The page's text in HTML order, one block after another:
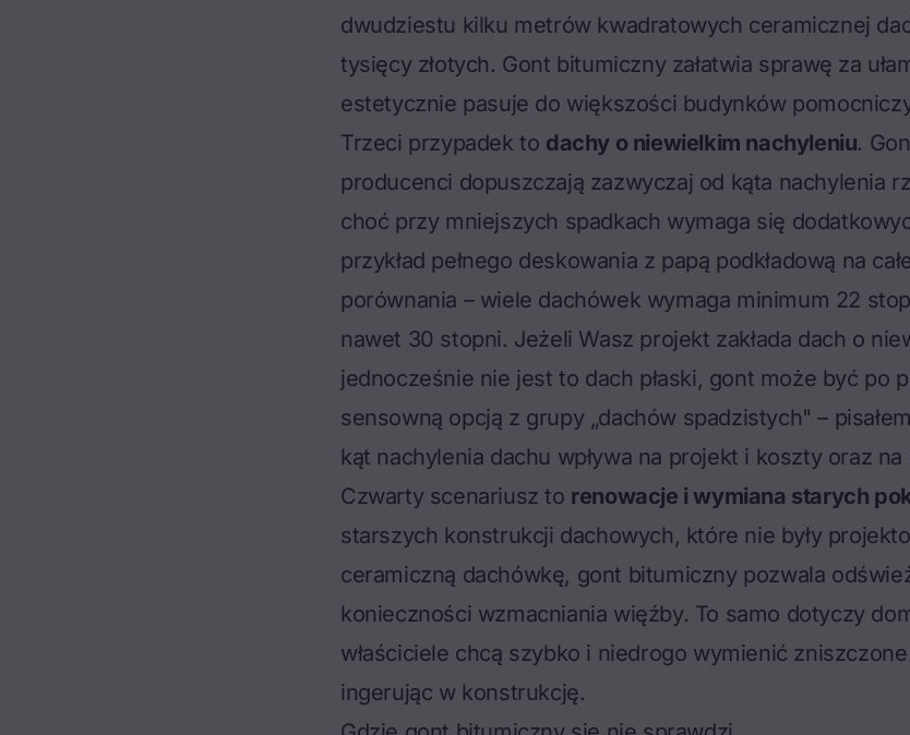
dwudziestu kilku metrów kwadratowych ceramicznej
tysięcy złotych. Gont bitumiczny załatwia sprawę za
estetycznie pasuje do większości budynków
Trzeci przypadek to dachy o niewielkim nachyleniu.
producenci dopuszczają zazwyczaj od kąta nachylenia
choć przy mniejszych spadkach wymaga się
przykład pełnego deskowania z papą podkładową na
porównania – wiele dachówek wymaga minimum 22
nawet 30 stopni. Jeżeli Wasz projekt zakłada dach o
jednocześnie nie jest to dach płaski, gont może być po
sensowną opcją z grupy „dachów spadzistych" –
kąt nachylenia dachu wpływa na projekt i kosztyoraz na
Czwarty scenariusz to renowacje i wymiana starych
starszych konstrukcji dachowych, które nie były
ceramiczną dachówkę, gont bitumiczny pozwala
konieczności wzmacniania więźby. To samo dotyczy
właściciele chcą szybko i niedrogo wymienić
ingerując w konstrukcję.